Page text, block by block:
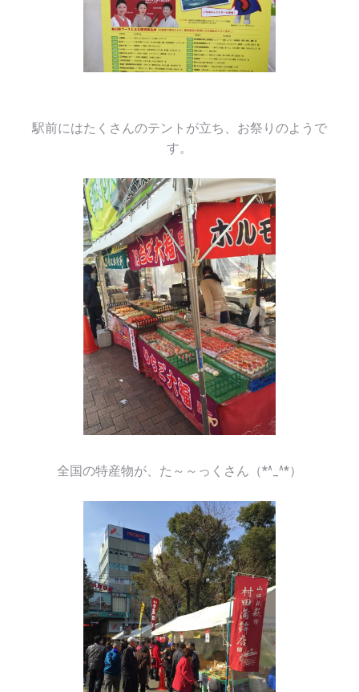
駅前にはたくさんのテントが立ち、お祭りのようで
す。
全国の特産物が、た～～っくさん（*^_^*）